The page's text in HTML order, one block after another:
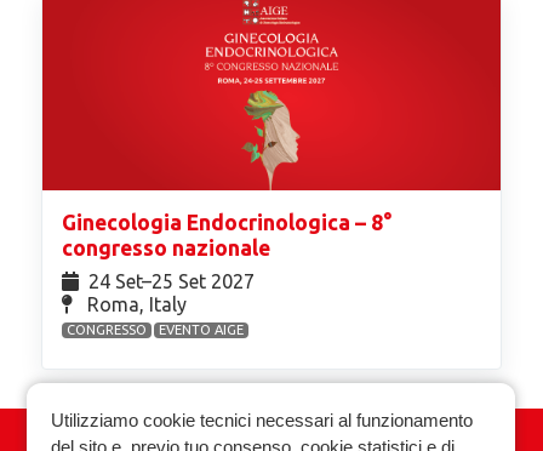
Ginecologia Endocrinologica – 8°
congresso nazionale
24 Set⁠–25 Set 2027
Roma, Italy
CONGRESSO EVENTO AIGE
Associazione Italiana Ginecologia
Utilizziamo cookie tecnici necessari al funzionamento
del sito e, previo tuo consenso, cookie statistici e di